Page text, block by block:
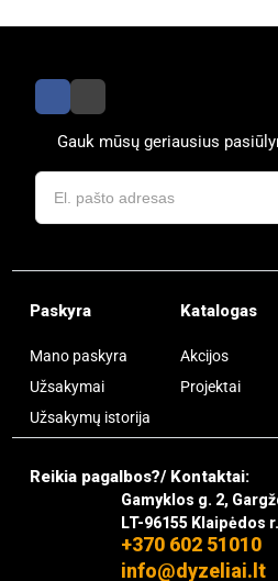
Gauk mūsų geriausius
Paskyra
Mano paskyra
Užsakymai
Užsakymų istorija
Katalogas
Akcijos
Projektai
Reikia pagalbos?/ Kontaktai:
Gamyklos g. 2,
LT-96155 Klaipėdos r.
+370 602 51010
info@dyzeliai.lt